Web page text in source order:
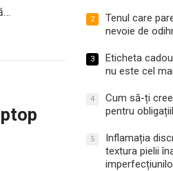
2
Tenul care
nevoie de
3
Eticheta
nu este cel
4
Cum să-ți
pentru
5
Inflamația
textura pielii